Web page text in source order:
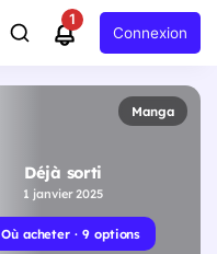
1
Connexion
Manga
Déjà sorti
1 janvier 2025
Où acheter · 9 options